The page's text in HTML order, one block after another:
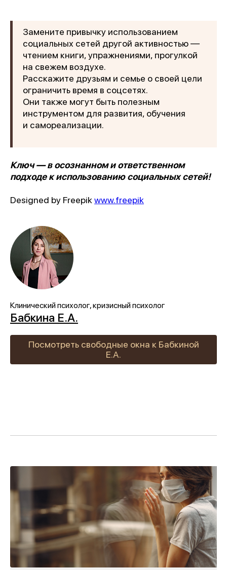
«Лучшее учреждение
психотерапевтического профиля»
психотерапевтических практик
«Феникс: Призвание и Мастерство».
Организаторы: Министерство Здравоохранения и
НМИЦ им. В.М. Бехтерева.
Замените привычку использованием
социальных сетей другой активностью —
чтением книги, упражнениями, прогулкой
на свежем воздухе.
Расскажите друзьям и семье о своей цели
ограничить время в соцсетях.
Они также могут быть полезным
инструментом для развития, обучения
и самореализации.
Ключ — в осознанном и ответственном
подходе к использованию социальных сетей!
Designed by Freepikwww.freepik
Клинический психолог, кризисный психолог
Бабкина Е.А.
Посмотреть свободные окна к Бабкиной
Е.А.